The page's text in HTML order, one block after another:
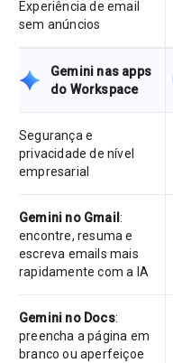
Experiência de email
sem anúncios
Gemini nas apps
do Workspace
Segurança e
privacidade de nível
empresarial
Gemini no Gmail :
encontre, resuma e
escreva emails mais
rapidamente com a IA
Gemini no Docs:
preencha a página em
branco ou aperfeiçoe